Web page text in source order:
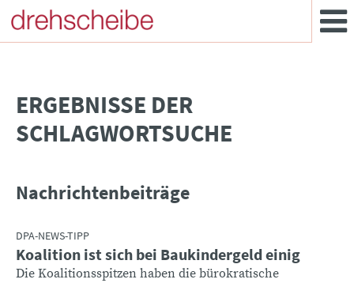
­ERGEBNISSE DER
SCHLAGWORTSUCHE
Nachrichtenbeiträge
DPA-NEWS-TIPP
Koalition ist sich bei Baukindergeld einig
Die Koalitionsspitzen haben die bürokratische